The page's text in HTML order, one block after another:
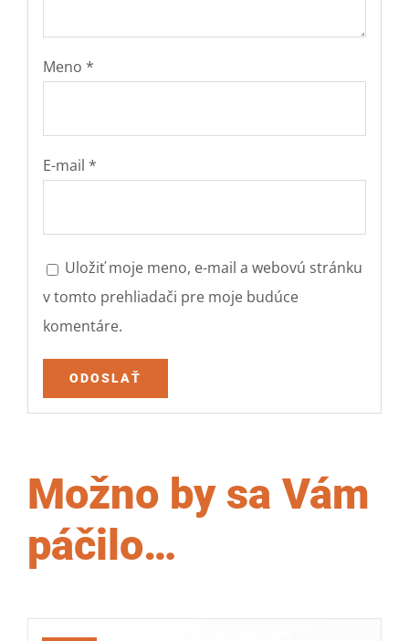
Meno *
E-mail *
Uložiť moje meno, e-mail a webovú stránku
v tomto prehliadači pre moje budúce
komentáre.
Možno by sa Vám
páčilo…